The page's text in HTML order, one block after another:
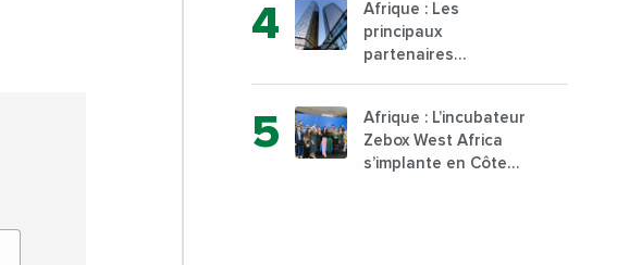
formation technique
et professionnelle sur
son campus de Karen
à Nairobi dès janvier
Afrique : Les
principaux
partenaires
désormais le Nigeria,
l’Angola et l’Afrique
du Sud
Afrique : L’incubateur
Zebox West Africa
s’implante en Côte